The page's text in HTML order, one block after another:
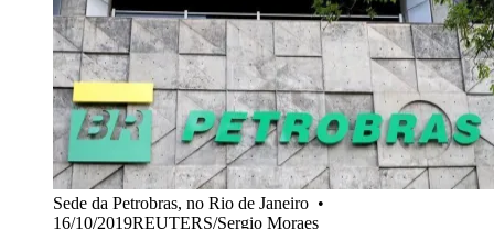
Sede da Petrobras, no Rio de Janeiro •
16/10/2019REUTERS/Sergio Moraes